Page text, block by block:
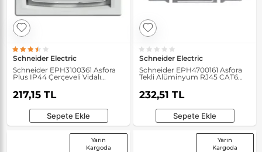
Schneider Electric
Schneider EPH3100361 Asfora
Plus IP44 Çerçeveli Vidalı
Kapaklı Alüminyum Topraklı
Priz
217,15 TL
Sepete Ekle
Schneider Electric
Schneider EPH4700161 Asfora
Tekli Alüminyum RJ45 CAT6
UTP Telefon Prizi
232,51 TL
Sepete Ekle
Yarın
Kargoda
Yarın
Kargoda